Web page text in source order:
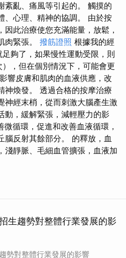
紊亂、痛風等引起的。 觸摸的
、心理、精神的協調。 由於按
此治療使您充滿能量，放鬆，
肉緊張。 撥筋證照 根據我的經
夠了，如果慢性運動受限，則
，但在個別情況下，可能會更
響皮膚和肌肉的血液供應，改
神煥發。 透過合格的按摩治療
神經末梢，從而刺激大腦產生激
動，緩解緊張，減輕壓力的影
循環，促進和改善血液循環，
腦反射其餘部分。 的釋放，血
淺靜脈、毛細血管擴張，血液加
生趨勢對整體行業發展的影
勢對整體行業發展的影響